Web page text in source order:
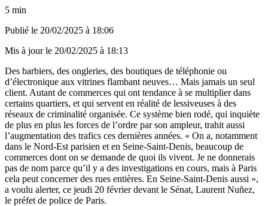
5 min
Publié le 20/02/2025 à 18:06
Mis à jour le 20/02/2025 à 18:13
Des barbiers, des ongleries, des boutiques de téléphonie ou
d’électronique aux vitrines flambant neuves… Mais jamais un seul
client. Autant de commerces qui ont tendance à se multiplier dans
certains quartiers, et qui servent en réalité de lessiveuses à des
réseaux de criminalité organisée. Ce système bien rodé, qui inquiète
de plus en plus les forces de l’ordre par son ampleur, trahit aussi
l’augmentation des trafics ces dernières années. « On a, notamment
dans le Nord-Est parisien et en Seine-Saint-Denis, beaucoup de
commerces dont on se demande de quoi ils vivent. Je ne donnerais
pas de nom parce qu’il y a des investigations en cours, mais à Paris
cela peut concerner des rues entières. En Seine-Saint-Denis aussi »,
a voulu alerter, ce jeudi 20 février devant le Sénat, Laurent Nuñez,
le préfet de police de Paris.